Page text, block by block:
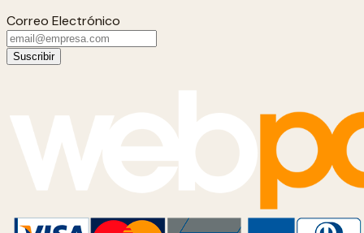
Correo Electrónico
Suscribir